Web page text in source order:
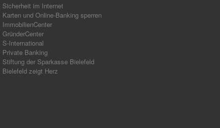
Sicherheit im Internet
Karten und Online-Banking sperren
ImmobilienCenter
GründerCenter
S-International
Private Banking
Stiftung der Sparkasse Bielefeld
Bielefeld zeigt Herz